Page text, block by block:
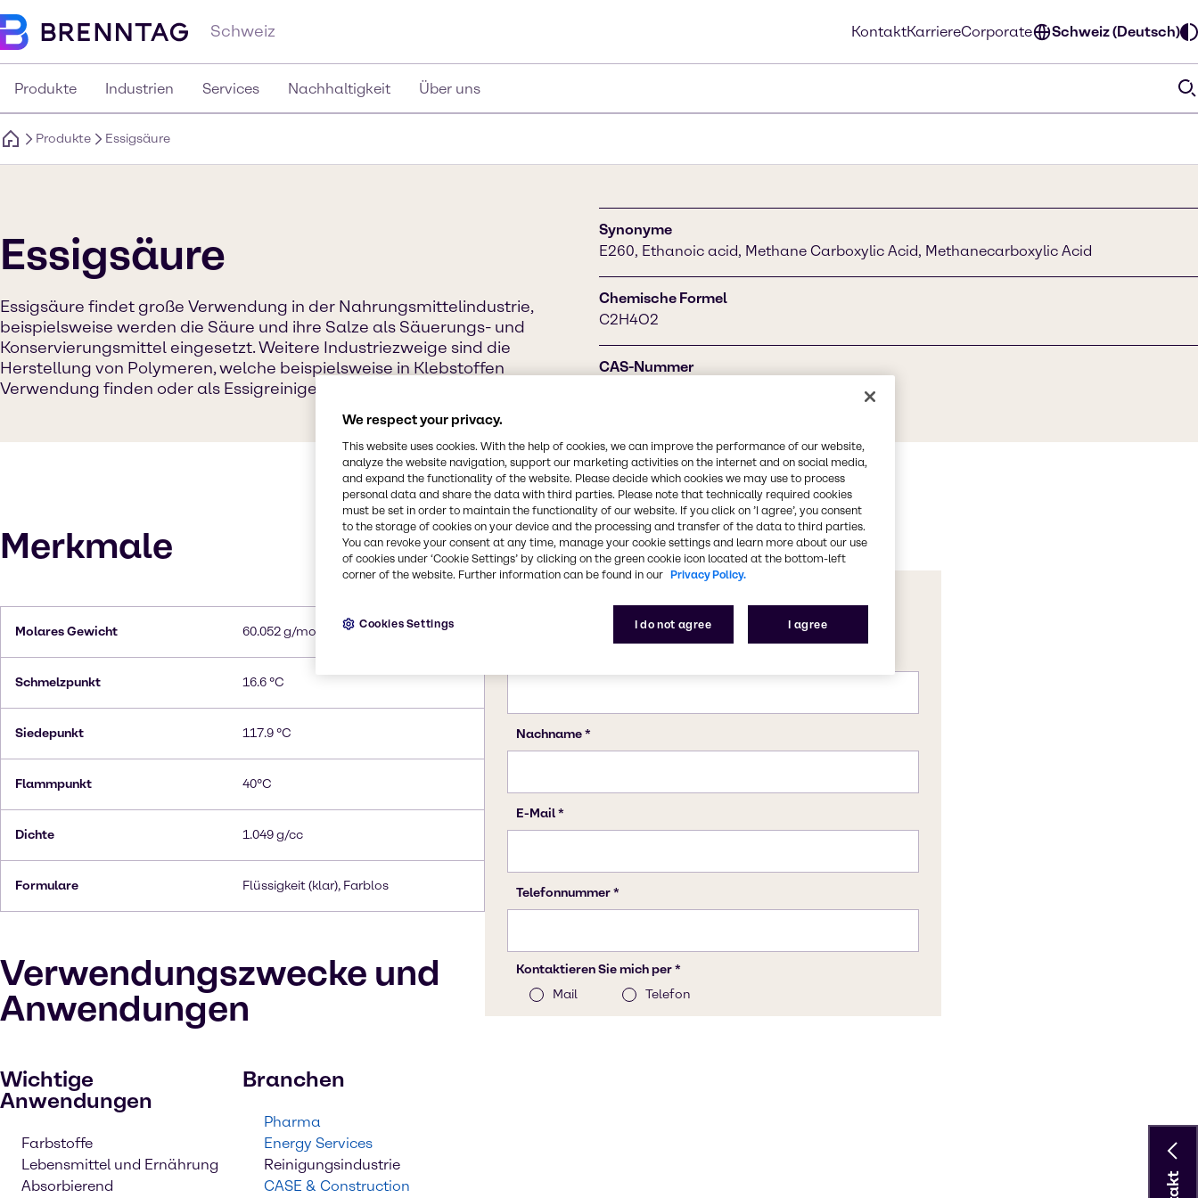
Schweiz KontaktKarriereCorporate Schweiz (Deutsch)
Produkte Industrien Services Nachhaltigkeit Über uns
Produkte Essigsäure
Essigsäure
Essigsäure findet große Verwendung in der Nahrungsmittelindustrie,
beispielsweise werden die Säure und ihre Salze als Säuerungs- und
Konservierungsmittel eingesetzt. Weitere Industriezweige sind die
Herstellung von Polymeren, welche beispielsweise in Klebstoffen
Verwendung finden oder als Essigreiniger im privaten Bereich.
Synonyme
E260, Ethanoic acid, Methane Carboxylic Acid, Methanecarboxylic Acid
Chemische Formel
C2H4O2
CAS-Nummer
Merkmale
Molares Gewicht 60.052 g/mol
Schmelzpunkt 16.6 °C
Siedepunkt 117.9 °C
Flammpunkt 40°C
Dichte 1.049 g/cc
Formulare Flüssigkeit (klar), Farblos
Verwendungszwecke und
Anwendungen
Wichtige
Anwendungen
Farbstoffe
Lebensmittel und Ernährung
Absorbierend
Branchen
Pharma
Energy Services
Reinigungsindustrie
CASE & Construction
We respect your privacy.
This website uses cookies. With the help of cookies, we can improve the performance of our website,
analyze the website navigation, support our marketing activities on the internet and on social media,
and expand the functionality of the website. Please decide which cookies we may use to process
personal data and share the data with third parties. Please note that technically required cookies
must be set in order to maintain the functionality of our website. If you click on ’I agree’, you consent
to the storage of cookies on your device and the processing and transfer of the data to third parties.
You can revoke your consent at any time, manage your cookie settings and learn more about our use
of cookies under ‘Cookie Settings’ by clicking on the green cookie icon located at the bottom-left
corner of the website. Further information can be found in our Privacy Policy.
I do not agree I agree
Cookies Settings